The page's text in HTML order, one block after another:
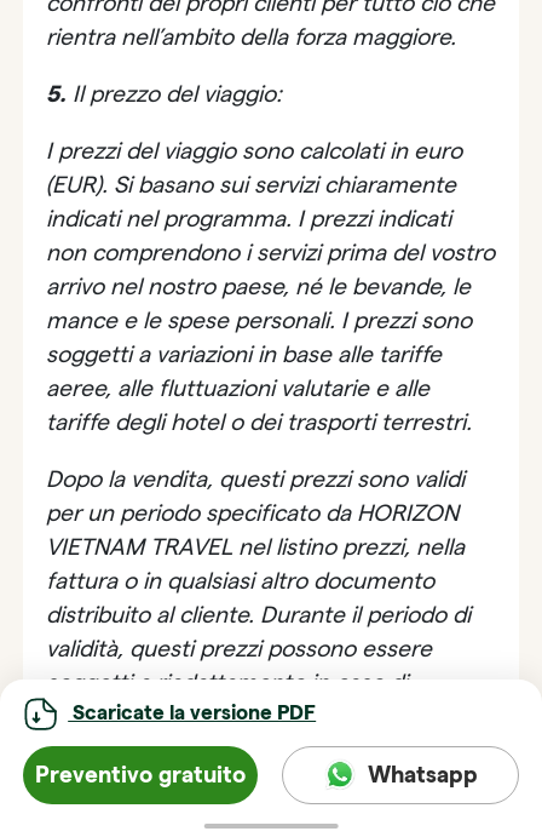
rientra nell’ambito della forza maggiore.
5. Il prezzo del viaggio:
I prezzi del viaggio sono calcolati in euro
(EUR). Si basano sui servizi chiaramente
indicati nel programma. I prezzi indicati
non comprendono i servizi prima del vostro
arrivo nel nostro paese, né le bevande, le
mance e le spese personali. I prezzi sono
soggetti a variazioni in base alle tariffe
aeree, alle fluttuazioni valutarie e alle
tariffe degli hotel o dei trasporti terrestri.
Dopo la vendita, questi prezzi sono validi
per un periodo specificato da HORIZON
VIETNAM TRAVEL nel listino prezzi, nella
fattura o in qualsiasi altro documento
distribuito al cliente. Durante il periodo di
validità, questi prezzi possono essere
soggetti a riadattamento in caso di
fluttuazioni valutarie molto significative,
aumento significativo del prezzo degli
hotel, dei trasporti aerei o terrestri… Nel
caso in cui il cliente rifiuti la richiesta di
Preventivo gratuito Whatsapp
Scaricate la versione PDF